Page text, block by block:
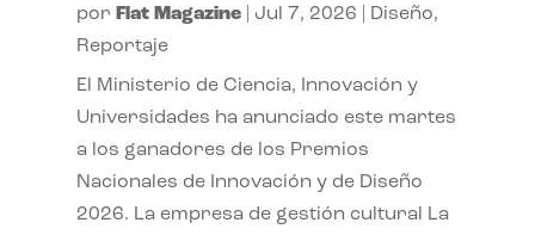
por Flat Magazine| Jul 7, 2026 Diseño,
Reportaje
El Ministerio de Ciencia, Innovación y
Universidades ha anunciado este martes
a los ganadores de los Premios
Nacionales de Innovación y de Diseño
2026. La empresa de gestión cultural La